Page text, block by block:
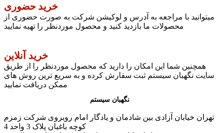
خرید حضوری
میتوانید با مراجعه به آدرس و لوکیشن شرکت به صورت حضوری از
محصولات ما بازدید کنید و محصول موردنظر را تهیه نمایید
خرید آنلاین
همچنین شما این امکان را دارید که محصول موردنظر را از طریق
سایت نگهبان سیستم ثبت سفارش کرده و به سریع ترین روش های
ممکن دریافت نمایید
نگهبان سیستم
تهران خیابان آزادی بین شادمان و یادگار امام روبروی شرکت زمزم
کوچه باغبان پلاک 3 واحد 4